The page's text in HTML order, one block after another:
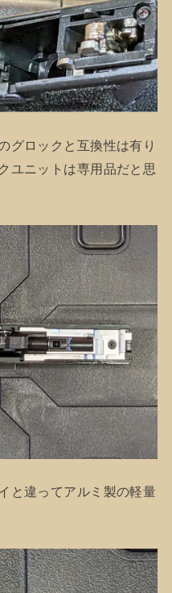
グロックと互換性は有り
ユニットは専用品だと思
と違ってアルミ製の軽量